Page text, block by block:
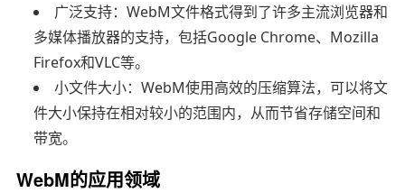
广泛支持：WebM文件格式得到了许多主流浏览器和
多媒体播放器的支持，包括Google Chrome、Mozilla
Firefox和VLC等。
小文件大小：WebM使用高效的压缩算法，可以将文
件大小保持在相对较小的范围内，从而节省存储空间和
带宽。
WebM的应用领域